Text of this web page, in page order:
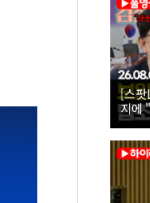
[스팟
지에